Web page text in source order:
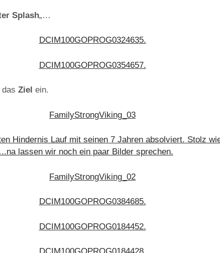
Splash„…
Ziel ein.
Hindernis Lauf mit seinen 7 Jahren absolviert. Stolz
lassen wir noch ein paar Bilder sprechen.